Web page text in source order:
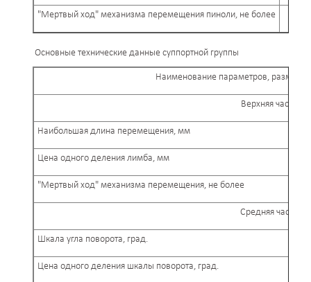
"Мертвый ход" механизма перемещения пиноли, не более
Основные технические данные суппортной группы
Наименование параметров,
Верхняя часть
Наибольшая длина перемещения, мм
Цена одного деления лимба, мм
"Мертвый ход" механизма перемещения, не более
Средняя часть
Шкала угла поворота, град.
Цена одного деления шкалы поворота, град.